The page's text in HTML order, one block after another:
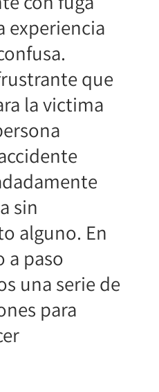
experiencia
que
la victima
sin
alguno. En
a paso
una serie de
para